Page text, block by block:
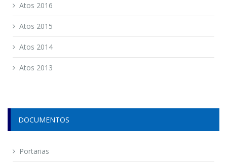
Atos 2016
Atos 2015
Atos 2014
Atos 2013
DOCUMENTOS
Portarias